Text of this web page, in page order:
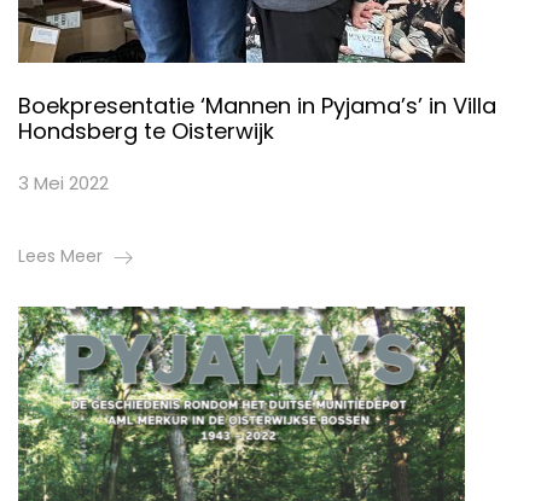
Boekpresentatie ‘Mannen in Pyjama’s’ in Villa
Hondsberg te Oisterwijk
3 Mei 2022
Lees Meer